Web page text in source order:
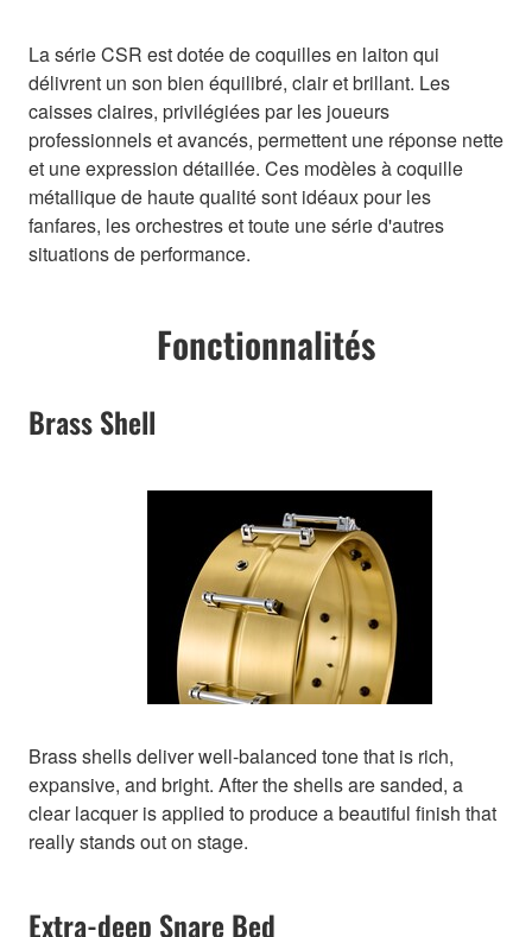
La série CSR est dotée de coquilles en laiton qui
délivrent un son bien équilibré, clair et brillant. Les
caisses claires, privilégiées par les joueurs
professionnels et avancés, permettent une réponse nette
et une expression détaillée. Ces modèles à coquille
métallique de haute qualité sont idéaux pour les
fanfares, les orchestres et toute une série d'autres
situations de performance.
Fonctionnalités
Brass Shell
Brass shells deliver well-balanced tone that is rich,
expansive, and bright. After the shells are sanded, a
clear lacquer is applied to produce a beautiful finish that
really stands out on stage.
Extra-deep Snare Bed